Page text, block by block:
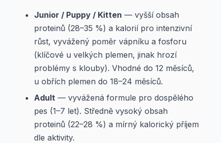
Junior / Puppy / Kitten — vyšší obsah
proteinů (28–35 %) a kalorií pro intenzivní
růst, vyvážený poměr vápníku a fosforu
(klíčové u velkých plemen, jinak hrozí
problémy s klouby). Vhodné do 12 měsíců,
u obřích plemen do 18–24 měsíců.
Adult — vyvážená formule pro dospělého
pes (1–7 let). Středně vysoký obsah
proteinů (22–28 %) a mírný kalorický příjem
dle aktivity.